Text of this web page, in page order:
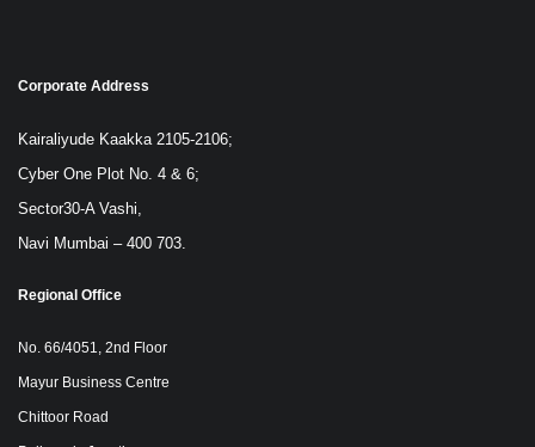
Corporate Address
Kairaliyude Kaakka 2105-2106;
Cyber One Plot No. 4 & 6;
Sector30-A Vashi,
Navi Mumbai – 400 703.
Regional Office
No. 66/4051, 2nd Floor
Mayur Business Centre
Chittoor Road